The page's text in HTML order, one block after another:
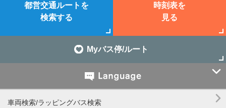
都営交通ルートを
検索する
時刻表を
見る
Myバス停/ルート

車両検索/ラッピングバス検索 